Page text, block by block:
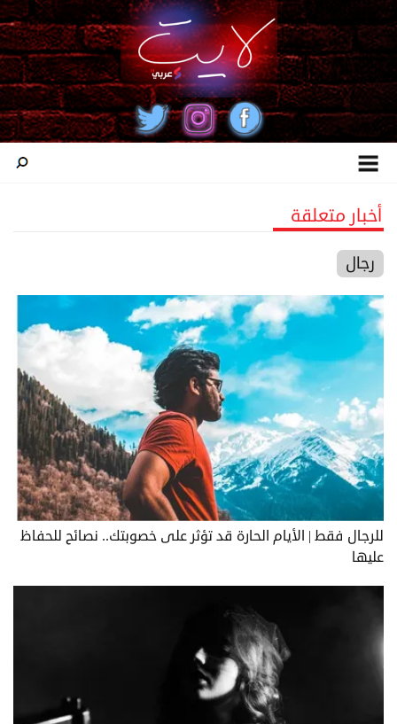
أخبار متعلقة
رجال
للرجال فقط | الأيام الحارة قد تؤثر على خصوبتك.. نصائح للحفاظ
عليها